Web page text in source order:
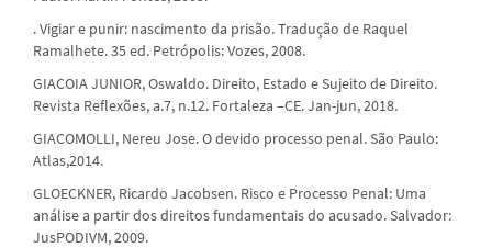
. Vigiar e punir: nascimento da prisão. Tradução de Raquel
Ramalhete. 35 ed. Petrópolis: Vozes, 2008.
GIACOIA JUNIOR, Oswaldo. Direito, Estado e Sujeito de Direito.
Revista Reflexões, a.7, n.12. Fortaleza –CE. Jan-jun, 2018.
GIACOMOLLI, Nereu Jose. O devido processo penal. São Paulo:
Atlas,2014.
GLOECKNER, Ricardo Jacobsen. Risco e Processo Penal: Uma
análise a partir dos direitos fundamentais do acusado. Salvador:
JusPODIVM, 2009.